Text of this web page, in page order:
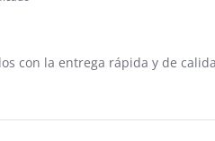
con la entrega rápida y de